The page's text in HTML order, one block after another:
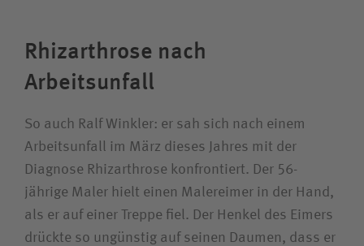
Rhizarthrose nach
Arbeitsunfall
So auch Ralf Winkler: er sah sich nach einem
Arbeitsunfall im März dieses Jahres mit der
Diagnose Rhizarthrose konfrontiert. Der 56-
jährige Maler hielt einen Malereimer in der Hand,
als er auf einer Treppe fiel. Der Henkel des Eimers
drückte so ungünstig auf seinen Daumen, dass er